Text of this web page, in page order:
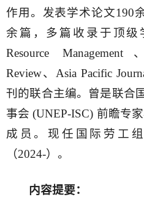
作用。发表学术论文190
余篇，多篇收录于顶级
Resource Management
Review、Asia Pacific
刊的联合主编。曾是联合
事会 (UNEP-ISC) 前瞻专
成员。现任国际劳工
（2024-）。
内容提要：